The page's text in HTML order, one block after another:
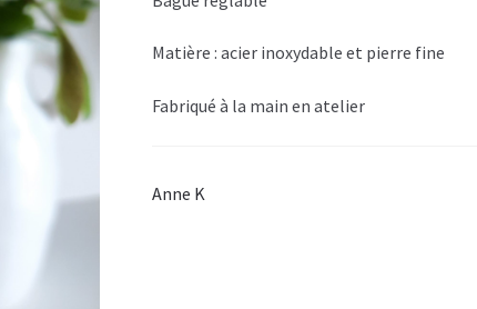
Matière : acier inoxydable et pierre fine
Fabriqué à la main en atelier
Anne K